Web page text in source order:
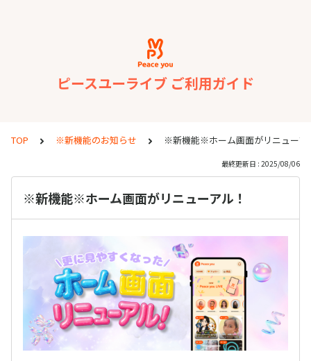
ピースユーライブ ご利用ガイド
TOP ※新機能のお知らせ ※新機能※ホーム画面がリニューア
最終更新日 : 2025/08/06
※新機能※ホーム画面がリニューアル！